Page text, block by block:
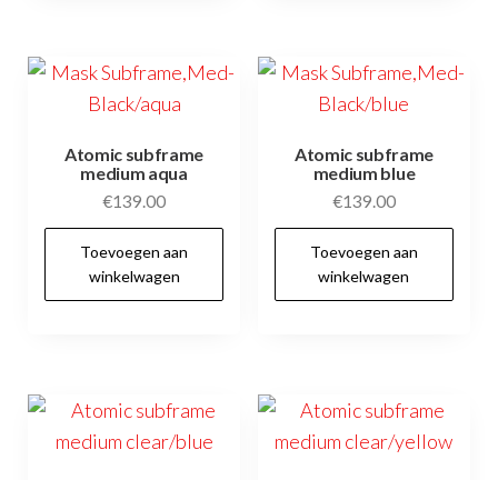
Deze
optie
gekozen
productpagina
Atomic subframe
medium aqua
€139.00
Toevoegen aan
winkelwagen
Atomic subframe
medium blue
€139.00
Toevoegen aan
winkelwagen